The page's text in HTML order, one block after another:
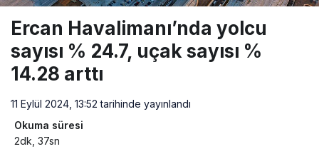
Ercan Havalimanı’nda yolcu
sayısı % 24.7, uçak sayısı %
14.28 arttı
11 Eylül 2024, 13:52 tarihinde yayınlandı
Okuma süresi
2dk, 37sn